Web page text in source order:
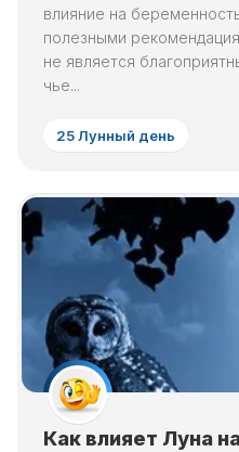
влияние на
полезными
не является
чье...
25 Лунный день
Как влияет Луна